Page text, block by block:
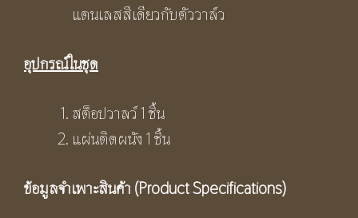
แตนเลสสีเดียวกับตัววาล์ว
อุปกรณ์ในชุด
สต็อปวาลว์ 1 ชิ้น
แผ่นติดผนัง 1 ชิ้น
ข้อมูลจำเพาะสินค้า (Product Specifications)